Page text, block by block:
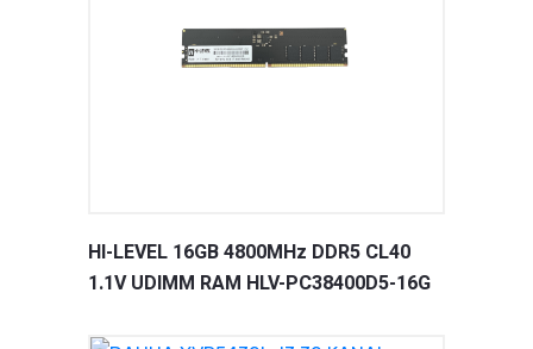
HI-LEVEL 16GB 4800MHz DDR5 CL40
1.1V UDIMM RAM HLV-PC38400D5-16G